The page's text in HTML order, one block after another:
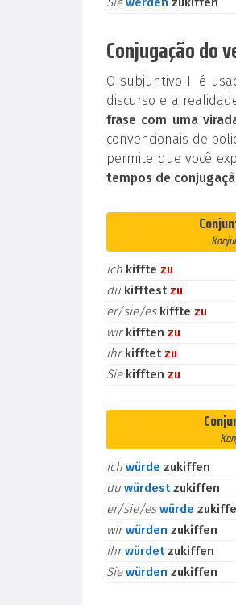
Conjugação do
O subjuntivo II é
discurso e a
frase com uma
convencionais de
permite que você
tempos de
ich kiffte zu
du kifftestzu
er/sie/es kiffte zu
wirkifften zu
ihrkifftetzu
Sie kifften zu
ich würde zukiffen
du würdestzukiffen
er/sie/eswürde
wirwürden zukiffen
ihrwürdetzukiffen
Siewürden zukiffen